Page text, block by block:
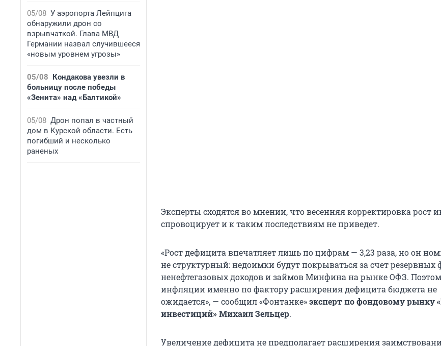
05/08 У аэропорта Лейпцига
обнаружили дрон со
взрывчаткой. Глава МВД
Германии назвал случившееся
«новым уровнем угрозы»
05/08 Кондакова увезли в
больницу после победы
«Зенита» над «Балтикой»
05/08 Дрон попал в частный
дом в Курской области. Есть
погибший и несколько
раненых
Эксперты сходятся во мнении, что весенняя корректировка рост
спровоцирует и к таким последствиям не приведет.
«Рост дефицита впечатляет лишь по цифрам — 3,23 раза, но он
не структурный: недоимки будут покрываться за счет резервных
ненефтегазовых доходов и займов Минфина на рынке ОФЗ.
инфляции именно по фактору расширения дефицита бюджета не
ожидается», — сообщил «Фонтанке»эксперт по фондовому рынку
инвестиций» Михаил Зельцер.
Увеличение дефицита не предполагает расширения